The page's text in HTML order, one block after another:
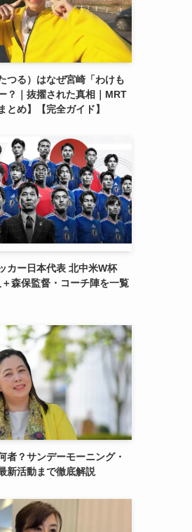
つる）はなぜ宮崎「わけも
？｜抜擢された真相｜MRT
とめ】【完全ガイド】
カー日本代表 北中米W杯
森保監督・コーチ陣を一覧
者？サンデーモーニング・
新活動まで徹底解説